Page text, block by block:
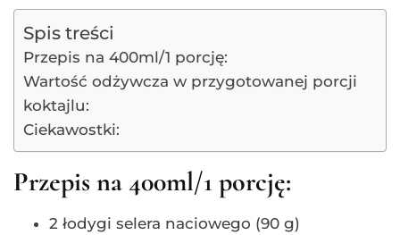
Spis treści
Przepis na 400ml/1 porcję:
Wartość odżywcza w przygotowanej porcji
koktajlu:
Ciekawostki:
Przepis na 400ml/1 porcję:
2 łodygi selera naciowego (90 g)